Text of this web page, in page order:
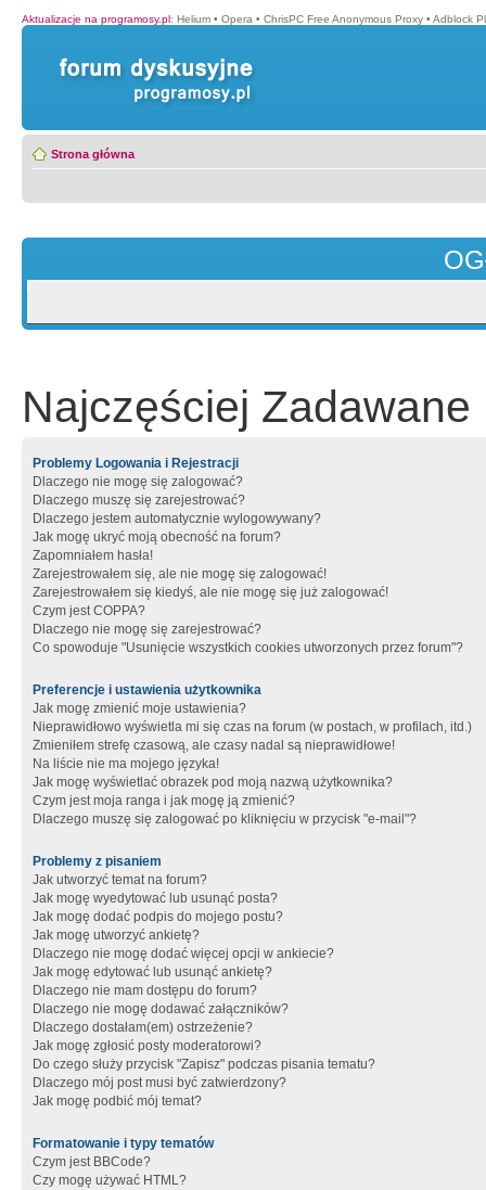
Aktualizacje na programosy.pl: Helium • Opera • ChrisPC Free Anonymous Proxy • Adblock
Strona główna
Najczęściej Zadawane
Problemy Logowania i Rejestracji
Dlaczego nie mogę się zalogować?
Dlaczego muszę się zarejestrować?
Dlaczego jestem automatycznie wylogowywany?
Jak mogę ukryć moją obecność na forum?
Zapomniałem hasła!
Zarejestrowałem się, ale nie mogę się zalogować!
Zarejestrowałem się kiedyś, ale nie mogę się już zalogować!
Czym jest COPPA?
Dlaczego nie mogę się zarejestrować?
Co spowoduje "Usunięcie wszystkich cookies utworzonych przez forum"?
Preferencje i ustawienia użytkownika
Jak mogę zmienić moje ustawienia?
Nieprawidłowo wyświetla mi się czas na forum (w postach, w profilach, itd.)
Zmieniłem strefę czasową, ale czasy nadal są nieprawidłowe!
Na liście nie ma mojego języka!
Jak mogę wyświetlać obrazek pod moją nazwą użytkownika?
Czym jest moja ranga i jak mogę ją zmienić?
Dlaczego muszę się zalogować po kliknięciu w przycisk "e-mail"?
Problemy z pisaniem
Jak utworzyć temat na forum?
Jak mogę wyedytować lub usunąć posta?
Jak mogę dodać podpis do mojego postu?
Jak mogę utworzyć ankietę?
Dlaczego nie mogę dodać więcej opcji w ankiecie?
Jak mogę edytować lub usunąć ankietę?
Dlaczego nie mam dostępu do forum?
Dlaczego nie mogę dodawać załączników?
Dlaczego dostałam(em) ostrzeżenie?
Jak mogę zgłosić posty moderatorowi?
Do czego służy przycisk "Zapisz" podczas pisania tematu?
Dlaczego mój post musi być zatwierdzony?
Jak mogę podbić mój temat?
Formatowanie i typy tematów
Czym jest BBCode?
Czy mogę używać HTML?